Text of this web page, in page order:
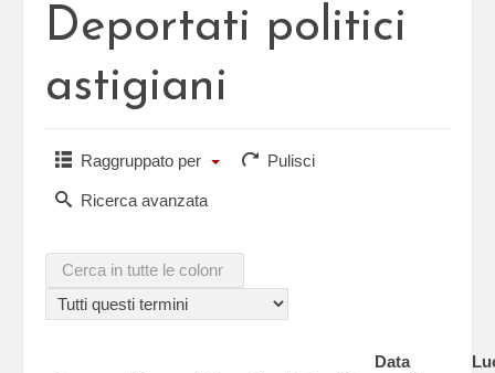
Deportati politici
astigiani
Raggruppato per Pulisci
Ricerca avanzata
Data